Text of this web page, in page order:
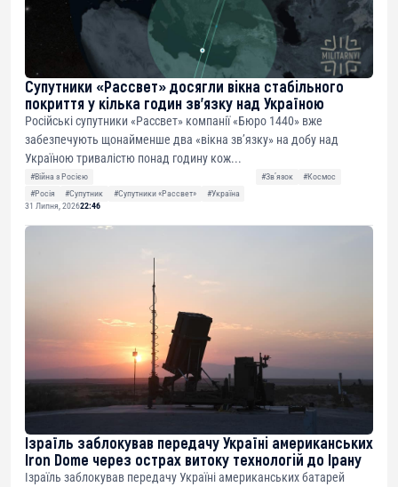
Супутники «Рассвет» досягли вікна стабільного
покриття у кілька годин зв’язку над Україною
Російські супутники «Рассвет» компанії «Бюро 1440» вже
забезпечують щонайменше два «вікна зв’язку» на добу над
Україною тривалістю понад годину кож...
#Війна з Росією #Звʼязок
#Космос
#Росія
#Супутник #Супутники «Рассвет»
#Україна
31 Липня, 202622:46
Ізраїль заблокував передачу Україні американських
Iron Dome через острах витоку технологій до Ірану
Ізраїль заблокував передачу Україні американських батарей